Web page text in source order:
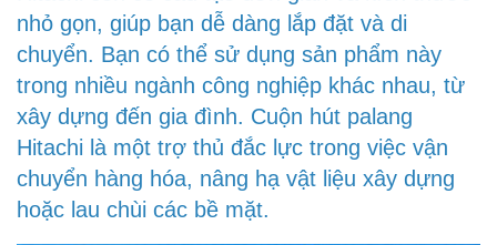
nhỏ gọn, giúp bạn dễ dàng lắp đặt và di
chuyển. Bạn có thể sử dụng sản phẩm này
trong nhiều ngành công nghiệp khác nhau, từ
xây dựng đến gia đình. Cuộn hút palang
Hitachi là một trợ thủ đắc lực trong việc vận
chuyển hàng hóa, nâng hạ vật liệu xây dựng
hoặc lau chùi các bề mặt.